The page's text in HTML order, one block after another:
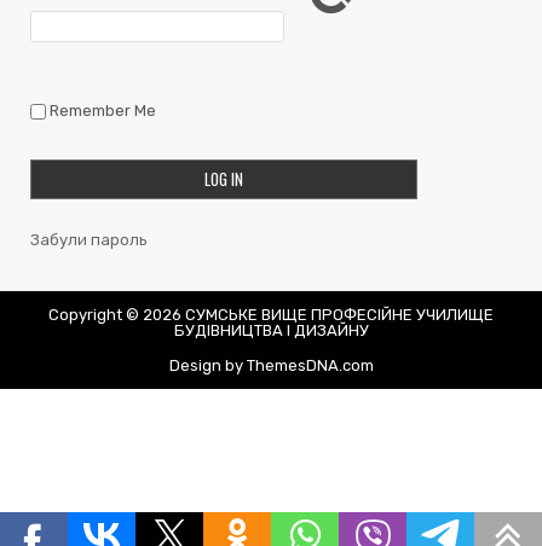
Remember Me
Забули пароль
Copyright © 2026 СУМСЬКЕ ВИЩЕ ПРОФЕСІЙНЕ УЧИЛИЩЕ
БУДІВНИЦТВА І ДИЗАЙНУ
Design by ThemesDNA.com